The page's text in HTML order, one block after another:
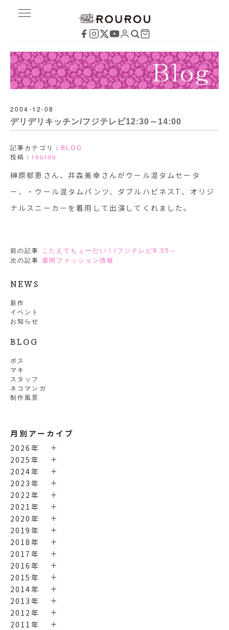
NEWS
新作
イベント
お知らせ
BLOG
ボス
マキ
スタッフ
ネコマンガ
制作風景
月別アーカイブ
2026年
2025年
2024年
2023年
2022年
2021年
2020年
2019年
2018年
2017年
2016年
2015年
2014年
2013年
2012年
2011年
2004-12-08
デリデリキッチン/フジテレビ12:30～14:00
記事カテゴリ： BLOG
投稿：rourou
榊原郁恵さん、井森美幸さんがウール混タムセータ
ー、・ウール混タムパンツ、ダブルハピネスT、オリジ
ナルスニーカーを着用して出演してくれました。
前の記事 こたえてちょーだい！/フジテレビ9:55～
次の記事 週間ファッション情報